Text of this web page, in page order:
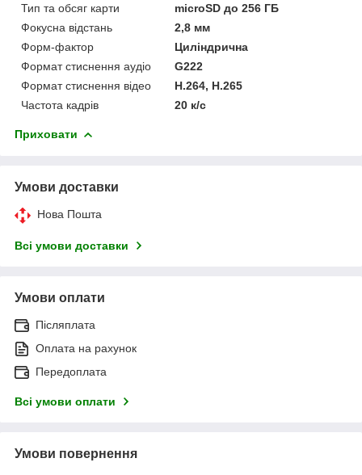
Тип та обсяг карти
microSD до 256 ГБ
Фокусна відстань
2,8 мм
Форм-фактор
Циліндрична
Формат стиснення аудіо
G222
Формат стиснення відео
Н.264, H.265
Частота кадрів
20 к/с
Приховати
Умови доставки
Нова Пошта
Всі умови доставки
Умови оплати
Післяплата
Оплата на рахунок
Передоплата
Всі умови оплати
Умови повернення